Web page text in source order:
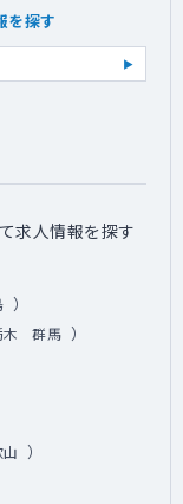
を探す
求人情報を探す
）
群馬 ）
）